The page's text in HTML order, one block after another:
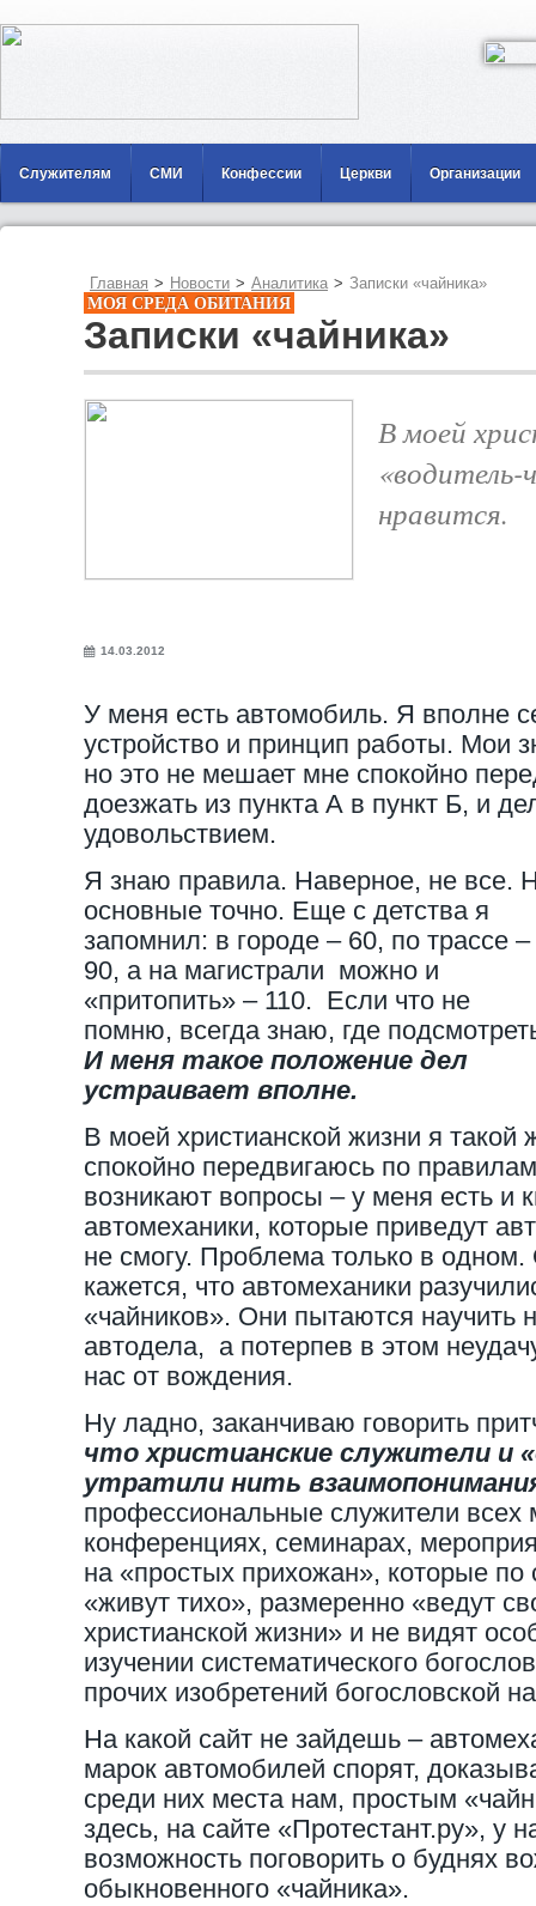
Служителям СМИ Конфессии Церкви Организации
Главная > Новости > Аналитика > Записки «чайника»
МОЯ СРЕДА ОБИТАНИЯ
Записки «чайника»
В моей
нравится.
14.03.2012
У меня есть автомобиль. Я вполне
устройство и принцип работы. Мои
но это не мешает мне спокойно
доезжать из пункта А в пункт Б, и
удовольствием.
Я знаю правила. Наверное, не все.
основные точно. Еще с детства я
запомнил: в городе – 60, по трассе –
90, а на магистрали можно и
«притопить» – 110. Если что не
помню, всегда знаю, где
И меня такое положение дел
устраивает вполне.
В моей христианской жизни я такой
спокойно передвигаюсь по
возникают вопросы – у меня есть и
автомеханики, которые приведут
не смогу. Проблема только в
кажется, что автомеханики
«чайников». Они пытаются научить
автодела, а потерпев в этом
нас от вождения.
Ну ладно, заканчиваю говорить
что христианские служители и
утратили нить
профессиональные служители всех
конференциях, семинарах,
на «простых прихожан», которые по
«живут тихо», размеренно «ведут
христианской жизни» и не видят
изучении систематического
прочих изобретений богословской
На какой сайт не зайдешь –
марок автомобилей спорят,
среди них места нам, простым
здесь, на сайте «Протестант.ру», у
возможность поговорить о буднях
обыкновенного «чайника».